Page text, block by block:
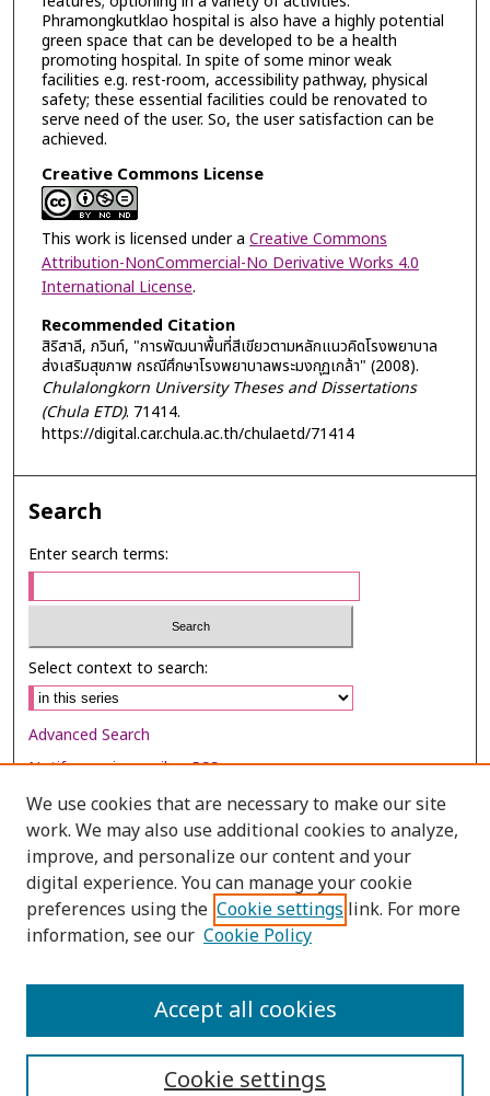
Phramongkutklao hospital is also have a highly potential
green space that can be developed to be a health
promoting hospital. In spite of some minor weak
facilities e.g. rest-room, accessibility pathway, physical
safety; these essential facilities could be renovated to
serve need of the user. So, the user satisfaction can be
achieved.
Creative Commons License
This work is licensed under a Creative Commons
Attribution-NonCommercial-No Derivative Works 4.0
International License.
Recommended Citation
สิริสาลี, ภวินท์, "การพัฒนาพื้นที่สีเขียวตามหลักแนวคิดโรงพยาบาล
ส่งเสริมสุขภาพ กรณีศึกษาโรงพยาบาลพระมงกุฏเกล้า" (2008).
Chulalongkorn University Theses and Dissertations
(Chula ETD). 71414.
https://digital.car.chula.ac.th/chulaetd/71414
Search
Enter search terms:
Select context to search:
Advanced Search
Notify me via email orRSS
Browse
Collections
Disciplines
Authors
We use cookies that are necessary to make our site
work. We may also use additional cookies to analyze,
improve, and personalize our content and your
digital experience. You can manage your cookie
preferences using the Cookie settings link. For more
information, see our Cookie Policy
Cookie settings
Accept all cookies